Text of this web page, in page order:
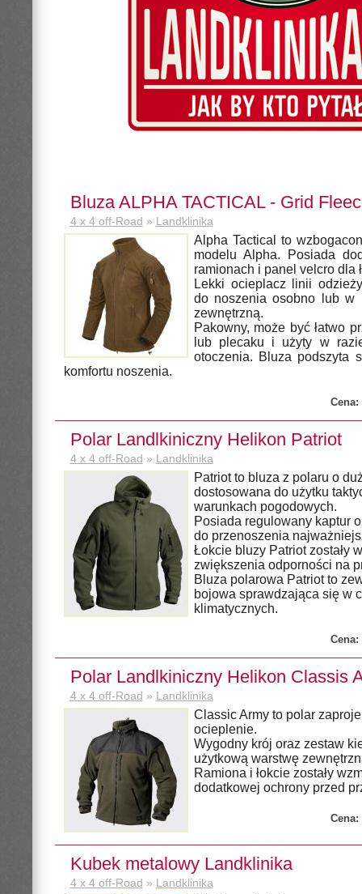
Bluza ALPHA TACTICAL - Grid
4 x 4 off-Road » Landklinika
Alpha Tactical to
modelu Alpha. Posiada
ramionach i panel velcro dla
Lekki ocieplacz linii
do noszenia osobno lub w
zewnętrzną.
Pakowny, może być łatwo
lub plecaku i użyty w
otoczenia. Bluza podszyta
komfortu noszenia.
Cena:
Polar Landlkiniczny Helikon Patriot
4 x 4 off-Road » Landklinika
Patriot to bluza z polaru o
dostosowana do użytku
warunkach pogodowych.
Posiada regulowany kaptur
do przenoszenia
Łokcie bluzy Patriot zostały
zwiększenia odporności na
Bluza polarowa Patriot to
bojowa sprawdzająca się w
klimatycznych.
Cena:
Polar Landlkiniczny Helikon Classis
4 x 4 off-Road » Landklinika
Classic Army to polar
ocieplenie.
Wygodny krój oraz zestaw
użytkową warstwę
Ramiona i łokcie zostały
dodatkowej ochrony przed
Cena:
Kubek metalowy Landklinika
4 x 4 off-Road » Landklinika